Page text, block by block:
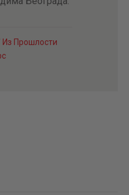
Из Прошлости